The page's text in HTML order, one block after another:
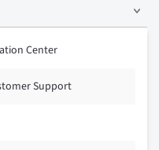
Center
Support